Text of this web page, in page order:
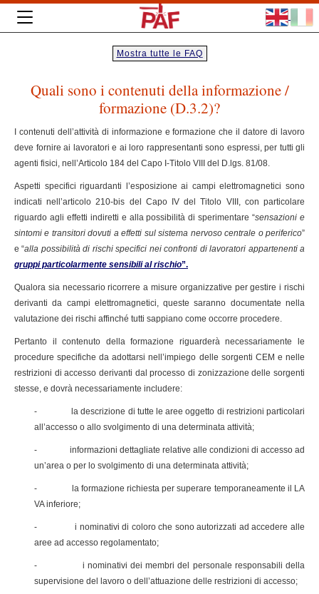
Mostra tutte le FAQ
Quali sono i contenuti della informazione /
formazione (D.3.2)?
I contenuti dell’attività di informazione e formazione che il datore di lavoro
deve fornire ai lavoratori e ai loro rappresentanti sono espressi, per tutti gli
agenti fisici, nell’Articolo 184 del Capo I-Titolo VIII del D.lgs. 81/08.
Aspetti specifici riguardanti l’esposizione ai campi elettromagnetici sono
indicati nell’articolo 210-bis del Capo IV del Titolo VIII, con particolare
riguardo agli effetti indiretti e alla possibilità di sperimentare “sensazioni e
sintomi e transitori dovuti a effetti sul sistema nervoso centrale o periferico”
e “alla possibilità di rischi specifici nei confronti di lavoratori appartenenti a
gruppi particolarmente sensibili al rischio”.
Qualora sia necessario ricorrere a misure organizzative per gestire i rischi
derivanti da campi elettromagnetici, queste saranno documentate nella
valutazione dei rischi affinché tutti sappiano come occorre procedere.
Pertanto il contenuto della formazione riguarderà necessariamente le
procedure specifiche da adottarsi nell’impiego delle sorgenti CEM e nelle
restrizioni di accesso derivanti dal processo di zonizzazione delle sorgenti
stesse, e dovrà necessariamente includere:
- la descrizione di tutte le aree oggetto di restrizioni particolari
all’accesso o allo svolgimento di una determinata attività;
- informazioni dettagliate relative alle condizioni di accesso ad
un’area o per lo svolgimento di una determinata attività;
- la formazione richiesta per superare temporaneamente il LA
VA inferiore;
- i nominativi di coloro che sono autorizzati ad accedere alle
aree ad accesso regolamentato;
- i nominativi dei membri del personale responsabili della
supervisione del lavoro o dell’attuazione delle restrizioni di accesso;